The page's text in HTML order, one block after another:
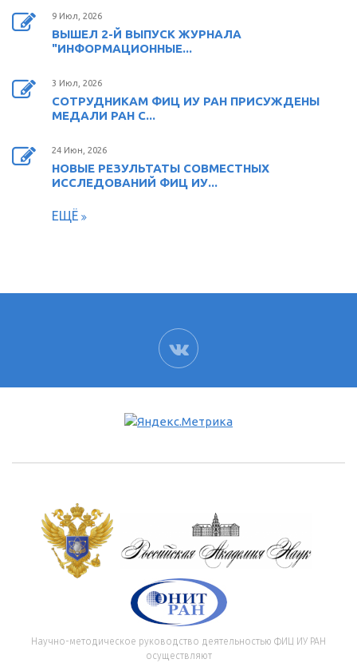
9 Июл, 2026
ВЫШЕЛ 2-Й ВЫПУСК ЖУРНАЛА
"ИНФОРМАЦИОННЫЕ...
3 Июл, 2026
СОТРУДНИКАМ ФИЦ ИУ РАН ПРИСУЖДЕНЫ
МЕДАЛИ РАН С...
24 Июн, 2026
НОВЫЕ РЕЗУЛЬТАТЫ СОВМЕСТНЫХ
ИССЛЕДОВАНИЙ ФИЦ ИУ...
ЕЩЁ
ВК
Научно-методическое руководство деятельностью ФИЦ ИУ РАН
осуществляют